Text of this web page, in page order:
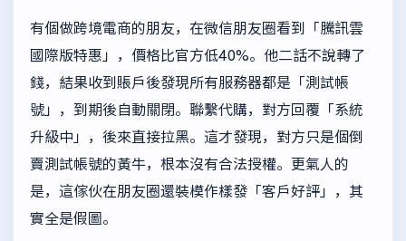
有個做跨境電商的朋友，在微信朋友圈看到「騰訊雲
國際版特惠」，價格比官方低40%。他二話不說轉了
錢，結果收到賬戶後發現所有服務器都是「測試帳
號」，到期後自動關閉。聯繫代購，對方回覆「系統
升級中」，後來直接拉黑。這才發現，對方只是個倒
賣測試帳號的黃牛，根本沒有合法授權。更氣人的
是，這傢伙在朋友圈還裝模作樣發「客戶好評」，其
實全是假圖。